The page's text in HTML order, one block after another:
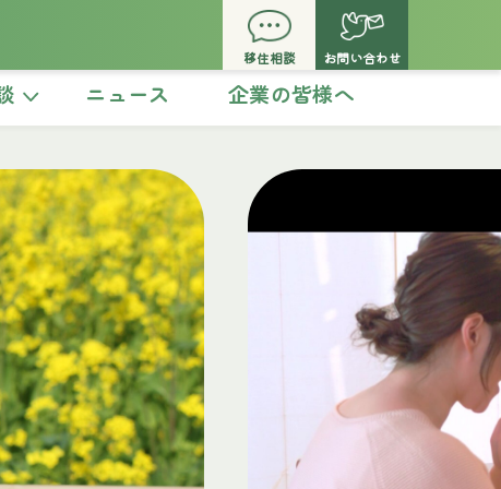
移住相談 お問い合わせ
ニュース 企業の皆様へ